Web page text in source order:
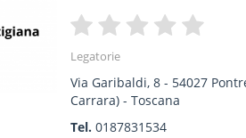
Legatorie
Via Garibaldi, 8 - 54027
Carrara) -Toscana
Tel.0187831534